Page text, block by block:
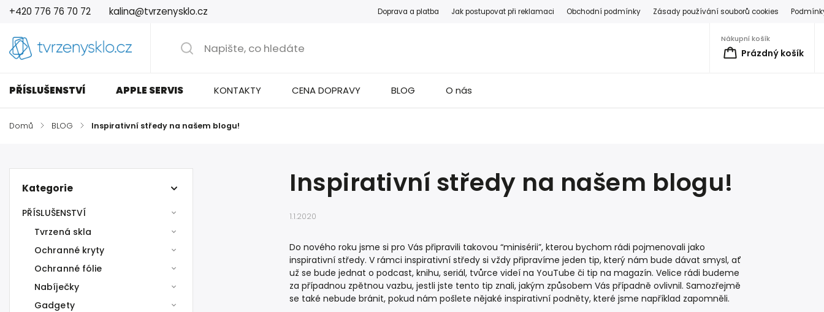
+420 776 76 70 72 kalina@tvrzenysklo.cz Doprava a platba Jak postupovat při reklamaci Obchodní podmínky Zásady používání souborů cookies
Nákupní košík
Prázdný košík
PŘÍSLUŠENSTVÍ APPLE SERVIS KONTAKTY CENA DOPRAVY BLOG O nás
Domů / BLOG / Inspirativní středy na našem blogu!
Kategorie
PŘÍSLUŠENSTVÍ
Tvrzená skla
Ochranné kryty
Ochranné fólie
Nabíječky
Gadgety
Inspirativní středy na našem blogu!
1.1.2020
Do nového roku jsme si pro Vás připravili takovou “minisérii”, kterou bychom rádi pojmenovali jako
inspirativní středy. V rámci inspirativní středy si vždy připravíme jeden tip, který nám bude dávat smysl, ať
už se bude jednat o podcast, knihu, seriál, tvůrce videí na YouTube či tip na magazín. Velice rádi budeme
za případnou zpětnou vazbu, jestli jste tento tip znali, jakým způsobem Vás případně ovlivnil. Samozřejmě
se také nebude bránit, pokud nám pošlete nějaké inspirativní podněty, které jsme například zapomněli.